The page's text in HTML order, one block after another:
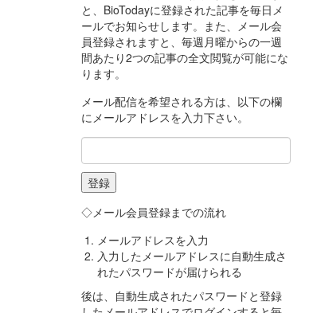
と、BioTodayに登録された記事を毎日メ
ールでお知らせします。また、メール会
員登録されますと、毎週月曜からの一週
間あたり2つの記事の全文閲覧が可能にな
ります。
メール配信を希望される方は、以下の欄
にメールアドレスを入力下さい。
◇メール会員登録までの流れ
メールアドレスを入力
入力したメールアドレスに自動生成さ
れたパスワードが届けられる
後は、自動生成されたパスワードと登録